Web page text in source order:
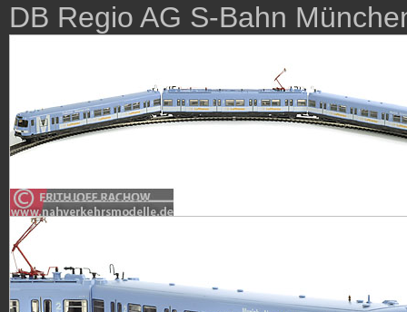
DB Regio AG S-Bahn